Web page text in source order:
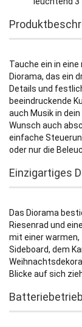
Tauche ein in
Diorama, das ein
Details und
beeindruckende
auch Musik in
Wunsch auch
einfache
oder nur die
Einzigartiges
Das Diorama
Riesenrad und
mit einer
Sideboard, dem
Blicke auf sich